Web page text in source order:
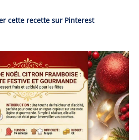
cette recette sur Pinterest